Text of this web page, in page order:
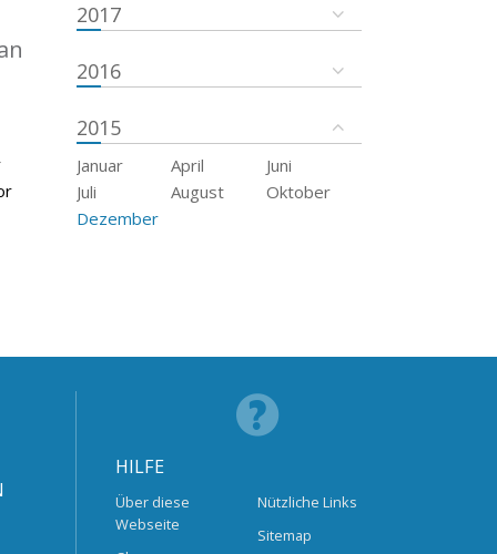
2017
2016
2015
Januar April
Juni
Juli
August
Oktober
Dezember
HILFE
Über diese
Webseite
Nützliche Links
Sitemap